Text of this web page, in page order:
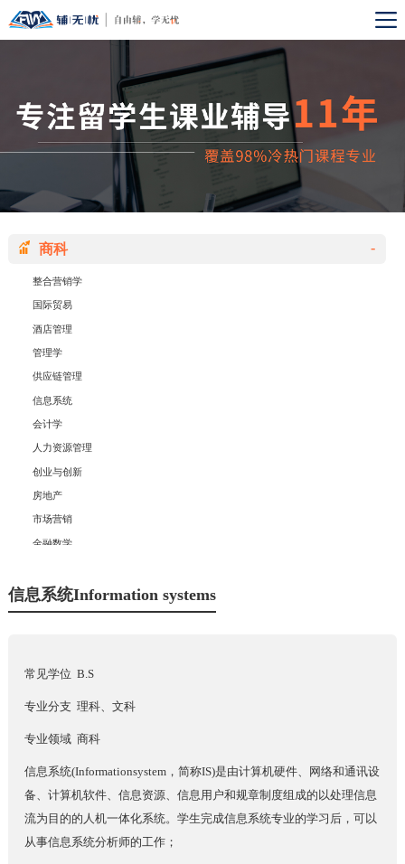
商科 -
整合营销学
国际贸易
酒店管理
管理学
供应链管理
信息系统
会计学
人力资源管理
创业与创新
房地产
市场营销
金融数学
经济学
金融学
工科
社科
信息系统Information systems
常见学位 B.S
专业分支 理科、文科
专业领域 商科
信息系统(Informationsystem，简称IS)是由计算机硬件、网络和通讯设
备、计算机软件、信息资源、信息用户和规章制度组成的以处理信息
流为目的的人机一体化系统。学生完成信息系统专业的学习后，可以
从事信息系统分析师的工作；